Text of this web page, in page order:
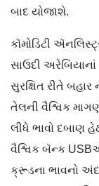
બાદ યોજાશે.
કૉમોડિટી
સાઉદી
સુરક્ષિત રીતે
તેલની વૈશ્વિક
લીધે ભાવો દબાણ
વૈશ્વિક બૅન્ક
ક્રૂડના ભાવનો